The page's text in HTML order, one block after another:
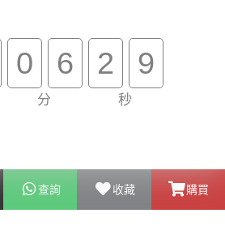
查詢 收藏 購買
0 6
分
2 9
秒